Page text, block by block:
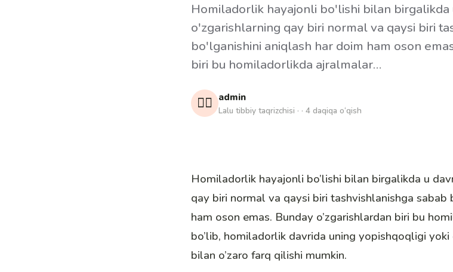
Homiladorlik hayajonli bo'lishi bilan birgalikda
o'zgarishlarning qay biri normal va qaysi biri
bo'lganishini aniqlash har doim ham oson
biri bu homiladorlikda ajralmalar…
👩‍⚕️ admin
Lalu tibbiy taqrizchisi · · 4 daqiqa o‘qish
Homiladorlik hayajonli bo’lishi bilan birgalikda u
qay biri normal va qaysi biri tashvishlanishga sabab
ham oson emas. Bunday o’zgarishlardan biri bu
bo’lib, homiladorlik davrida uning yopishqoqligi
bilan o’zaro farq qilishi mumkin.